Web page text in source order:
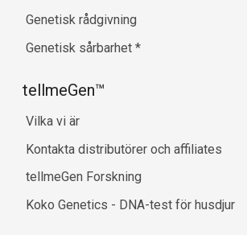
Genetisk rådgivning
Genetisk sårbarhet *
tellmeGen™
Vilka vi är
Kontakta distributörer och affiliates
tellmeGen Forskning
Koko Genetics - DNA-test för husdjur